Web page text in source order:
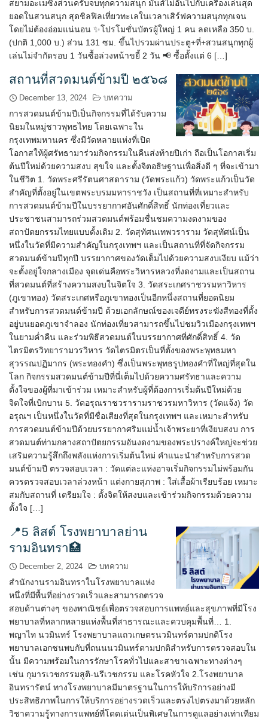
สยามอะเมซิ่งส่วนครับจบทุกความสนุก มันส์ไม่อั้นไปกับเครื่องเล่นสุด
ยอดในสวนสนุก สุดชิลฟิลเที่ยวทะเลในเวลาเสิร์ฟความสนุกทุกเจน
โดยไม่ต้องอ่อมแน่นอน ✨โปรโมชั่นบัตรผู้ใหญ่ 1 คน ลดเหลือ 350 บ.
(ปกติ 1,000 บ.) ส่วน 131 ซม. ขึ้นไปรวมผ่านประตู+ที่+สวนสนุกทุกผู้
เล่นไม่จำกัดรอบ 1 วันซื้อล่วงหน้าขยี้ 2 วัน 📢 ซื้อตั้งแต่ 6 […]
สถานที่สวดมนต์ข้ามปี ๒๕๖๘
December 13, 2024 บทความ
การสวดมนต์ข้ามปีเป็นกิจกรรมที่ได้รับความ
นิยมในหมู่ชาวพุทธไทย โดยเฉพาะใน
กรุงเทพมหานคร ซึ่งมีวัดหลายแห่งที่เปิด
โอกาสให้ผู้ศรัทธามาร่วมกิจกรรมในคืนส่งท้ายปีเก่า ถือเป็นโอกาสเริ่ม
ต้นปีใหม่ด้วยความสงบ สุขใจ และตั้งจิตอธิษฐานเพื่อสิ่งดี ๆ ที่จะเข้ามา
ในชีวิต 1. วัดพระศรีรัตนศาสดาราม (วัดพระแก้ว) วัดพระแก้วเป็นวัด
สำคัญที่ตั้งอยู่ในเขตพระบรมมหาราชวัง เป็นสถานที่ที่เหมาะสำหรับ
การสวดมนต์ข้ามปีในบรรยากาศอันศักดิ์สิทธิ์ นักท่องเที่ยวและ
ประชาชนสามารถร่วมสวดมนต์พร้อมชื่นชมความงดงามของ
สถาปัตยกรรมไทยแบบดั้งเดิม 2. วัดสุทัศนเทพวราราม วัดสุทัศน์เป็น
หนึ่งในวัดที่มีความสำคัญในกรุงเทพฯ และเป็นสถานที่ที่จัดกิจกรรม
สวดมนต์ข้ามปีทุกปี บรรยากาศของวัดเต็มไปด้วยความสงบเงียบ แม้ว่า
จะตั้งอยู่ใจกลางเมือง จุดเด่นคือพระวิหารหลวงที่งดงามและเป็นสถาน
ที่สวดมนต์ที่สร้างความสงบในจิตใจ 3. วัดสระเกศราชวรมหาวิหาร
(ภูเขาทอง) วัดสระเกศหรือภูเขาทองเป็นอีกหนึ่งสถานที่ยอดนิยม
สำหรับการสวดมนต์ข้ามปี ด้วยเอกลักษณ์ของเจดีย์ทรงระฆังสีทองที่ตั้ง
อยู่บนยอดภูเขาจำลอง นักท่องเที่ยวสามารถขึ้นไปชมวิวเมืองกรุงเทพฯ
ในยามค่ำคืน และร่วมพิธีสวดมนต์ในบรรยากาศที่ศักดิ์สิทธิ์ 4. วัด
ไตรมิตรวิทยารามวรวิหาร วัดไตรมิตรเป็นที่ตั้งของพระพุทธมหา
สุวรรณปฏิมากร (พระทองคำ) ซึ่งเป็นพระพุทธรูปทองคำที่ใหญ่ที่สุดใน
โลก กิจกรรมสวดมนต์ข้ามปีที่นี่เต็มไปด้วยความศรัทธาและความ
ตั้งใจของผู้ที่มาเข้าร่วม เหมาะสำหรับผู้ที่ต้องการเริ่มต้นปีใหม่ด้วย
จิตใจที่เบิกบาน 5. วัดอรุณราชวรารามราชวรมหาวิหาร (วัดแจ้ง) วัด
อรุณฯ เป็นหนึ่งในวัดที่มีชื่อเสียงที่สุดในกรุงเทพฯ และเหมาะสำหรับ
การสวดมนต์ข้ามปีด้วยบรรยากาศริมแม่น้ำเจ้าพระยาที่เงียบสงบ การ
สวดมนต์ท่ามกลางสถาปัตยกรรมอันงดงามของพระปรางค์ใหญ่จะช่วย
เสริมความรู้สึกถึงพลังแห่งการเริ่มต้นใหม่ คำแนะนำสำหรับการสวด
มนต์ข้ามปี ตรวจสอบเวลา : วัดแต่ละแห่งอาจเริ่มกิจกรรมไม่พร้อมกัน
ควรตรวจสอบเวลาล่วงหน้า แต่งกายสุภาพ : ใส่เสื้อผ้าเรียบร้อย เหมาะ
สมกับสถานที่ เตรียมใจ : ตั้งจิตให้สงบและเข้าร่วมกิจกรรมด้วยความ
ตั้งใจ […]
📍5 ลิสต์ โรงพยาบาลย่าน
รามอินทรา🏥
December 2, 2024 บทความ
สำนักงานรามอินทราในโรงพยาบาลแห่ง
หนึ่งที่มีพื้นที่อย่างรวดเร็วและสามารถตรวจ
สอบด้านต่างๆ ของพาณิชย์เพื่อตรวจสอบการแพทย์และสุขภาพที่มีโรง
พยาบาลที่หลากหลายแห่งพื้นที่สาธารณะและควบคุมพื้นที่… 1.
พญาไท นวมินทร์ โรงพยาบาลแถวเกษตรนวมินทร์ตามปกติโรง
พยาบาลเอกชนพบกับที่ถนนนวมินทร์ตามปกติสำหรับการตรวจสอบใน
นั้น มีความพร้อมในการรักษาโรคทั่วไปและสาขาเฉพาะทางต่างๆ
เช่น กุมารเวชกรรมสูติ-นรีเวชกรรม และโรคหัวใจ 2.โรงพยาบาล
อินทรารัตน์ ทางโรงพยาบาลมีมาตรฐานในการให้บริการอย่างมี
ประสิทธิภาพในการให้บริการอย่างรวดเร็วและตรงไปตรงมาด้วยหลัก
วิชาความรู้ทางการแพทย์ที่โดดเด่นเป็นพิเศษในการดูแลอย่างเท่าเทียม